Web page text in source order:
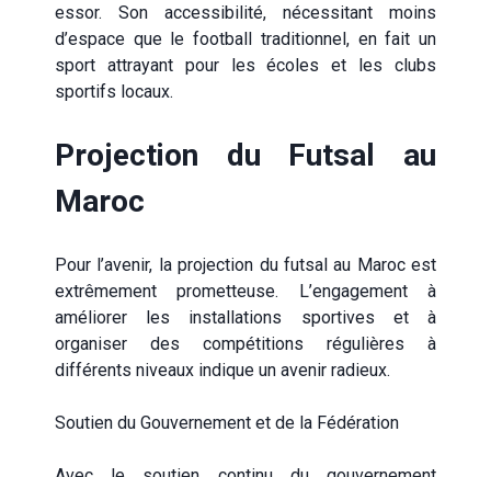
essor. Son accessibilité, nécessitant moins
d’espace que le football traditionnel, en fait un
sport attrayant pour les écoles et les clubs
sportifs locaux.
Projection du Futsal au
Maroc
Pour l’avenir, la projection du futsal au Maroc est
extrêmement prometteuse. L’engagement à
améliorer les installations sportives et à
organiser des compétitions régulières à
différents niveaux indique un avenir radieux.
Soutien du Gouvernement et de la Fédération